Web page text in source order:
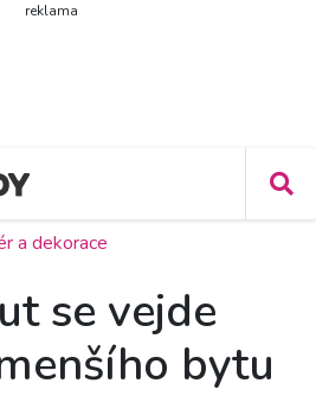
reklama
a dekorace
se vejde
bytu